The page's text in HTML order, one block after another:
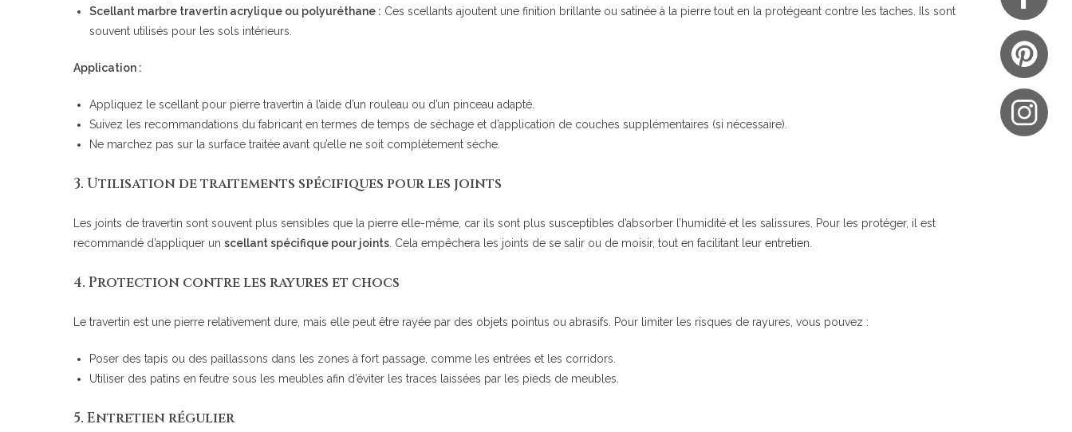
Scellant marbre travertin acrylique ou polyuréthane : Ces scellants ajoutent une finition brillante ou satinée à la pierre tout en la protégeant contre les taches. Ils sont
souvent utilisés pour les sols intérieurs.
Application :
Appliquez le scellant pour pierre travertin à l’aide d’un rouleau ou d’un pinceau adapté.
Suivez les recommandations du fabricant en termes de temps de séchage et d’application de couches supplémentaires (si nécessaire).
Ne marchez pas sur la surface traitée avant qu’elle ne soit complètement sèche.
3. Utilisation de traitements spécifiques pour les joints
Les joints de travertin sont souvent plus sensibles que la pierre elle-même, car ils sont plus susceptibles d’absorber l’humidité et les salissures. Pour les protéger, il est
recommandé d’appliquer un scellant spécifique pour joints . Cela empêchera les joints de se salir ou de moisir, tout en facilitant leur entretien.
4. Protection contre les rayures et chocs
Le travertin est une pierre relativement dure, mais elle peut être rayée par des objets pointus ou abrasifs. Pour limiter les risques de rayures, vous pouvez :
Poser des tapis ou des paillassons dans les zones à fort passage, comme les entrées et les corridors.
Utiliser des patins en feutre sous les meubles afin d’éviter les traces laissées par les pieds de meubles.
5. Entretien régulier